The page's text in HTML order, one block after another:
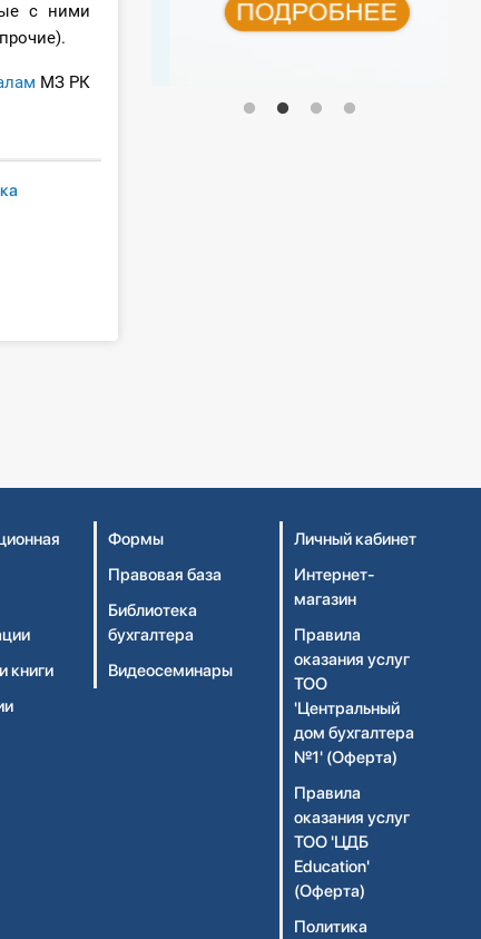
с ними
МЗ РК
книги
Формы
Правовая база
Библиотека
бухгалтера
Видеосеминары
Личный кабинет
Интернет-
магазин
Правила
оказания услуг
ТОО
'Центральный
дом бухгалтера
№1' (Оферта)
Правила
оказания услуг
ТОО 'ЦДБ
Education'
(Оферта)
Политика